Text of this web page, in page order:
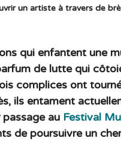
un artiste à travers de
qui enfantent une
de lutte qui
complices ont
ils entament
passage au Festival
de poursuivre un